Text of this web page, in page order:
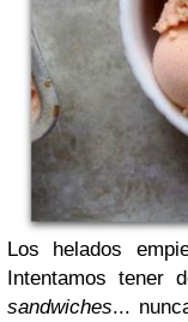
Los helados
Intentamos tener
sandwiches...